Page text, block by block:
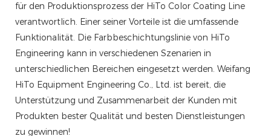
für den Produktionsprozess der HiTo Color Coating Line
verantwortlich. Einer seiner Vorteile ist die umfassende
Funktionalität. Die Farbbeschichtungslinie von HiTo
Engineering kann in verschiedenen Szenarien in
unterschiedlichen Bereichen eingesetzt werden. Weifang
HiTo Equipment Engineering Co., Ltd. ist bereit, die
Unterstützung und Zusammenarbeit der Kunden mit
Produkten bester Qualität und besten Dienstleistungen
zu gewinnen!